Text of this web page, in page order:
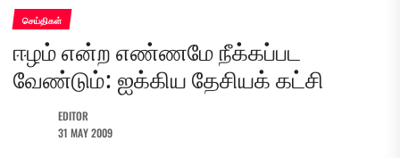
செய்திகள்
ஈழம் என்ற எண்ணமே நீக்கப்பட
வேண்டும்: ஐக்கிய தேசியக் கட்சி
EDITOR
31 MAY 2009